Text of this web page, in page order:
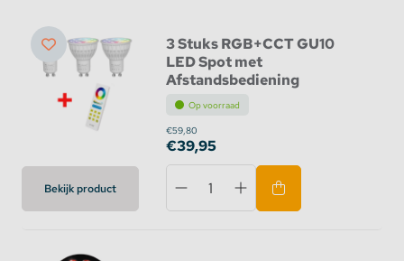
Bekijk product
3 Stuks RGB+CCT GU10
LED Spot met
Afstandsbediening
Op voorraad
€59,80
€39,95